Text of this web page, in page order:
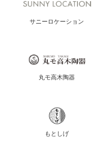
サニーロケーション
丸モ高木陶器
もとしげ